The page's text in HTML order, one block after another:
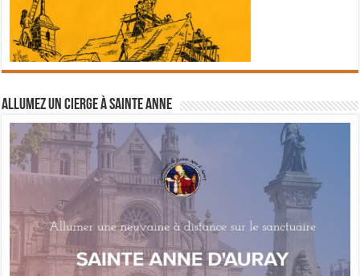
Allumez un cierge à Sainte Anne